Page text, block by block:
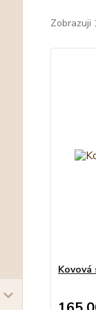
Zobrazuji
Kovová